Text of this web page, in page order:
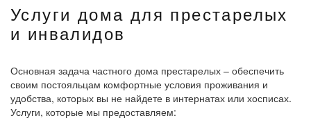
Услуги дома для престарелых
и инвалидов
Основная задача частного дома престарелых – обеспечить
своим постояльцам комфортные условия проживания и
удобства, которых вы не найдете в интернатах или хосписах.
Услуги, которые мы предоставляем: